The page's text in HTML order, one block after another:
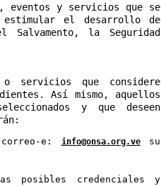
eventos y servicios que se
estimular el desarrollo de
la Seguridad
o servicios que considere
Así mismo, aquellos
y que deseen
e: info@onsa.org.vesu
posibles credenciales y